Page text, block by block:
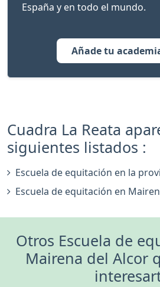
España y en todo el mundo.
Añade tu
Cuadra La Reata
siguientes listados :
Escuela de equitación en la
Escuela de equitación en
Otros Escuela de
Mairena del Alcor